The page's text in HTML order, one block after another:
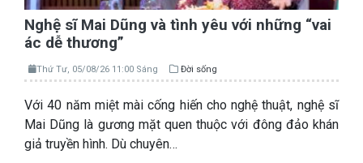
Nghệ sĩ Mai Dũng và tình yêu với những “vai
ác dễ thương”
Thứ Tư, 05/08/26 11:00 Sáng Đời sống
Với 40 năm miệt mài cống hiến cho nghệ thuật, nghệ sĩ
Mai Dũng là gương mặt quen thuộc với đông đảo khán
giả truyền hình. Dù chuyên…